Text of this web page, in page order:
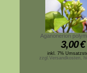
Aganonerion
3,00€
inkl. 7%
zzgl.Versandkosten,